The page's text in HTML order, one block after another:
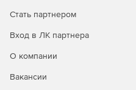
32- и 64-разрядные
UML-ассоциаций.
Стать партнером
Вход в ЛК партнера
О компании
Вакансии